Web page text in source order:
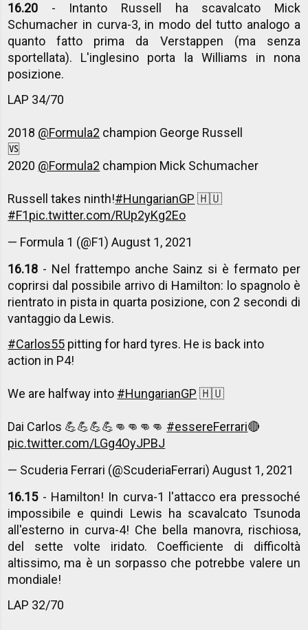
16.20 - Intanto Russell ha scavalcato Mick
Schumacher in curva-3, in modo del tutto analogo a
quanto fatto prima da Verstappen (ma senza
sportellata). L'inglesino porta la Williams in nona
posizione.
LAP 34/70
2018 @Formula2 champion George Russell
🆚
2020 @Formula2 champion Mick Schumacher
Russell takes ninth!#HungarianGP 🇭🇺
#F1pic.twitter.com/RUp2yKg2Eo
— Formula 1 (@F1)August 1, 2021
16.18 - Nel frattempo anche Sainz si è fermato per
coprirsi dal possibile arrivo di Hamilton: lo spagnolo è
rientrato in pista in quarta posizione, con 2 secondi di
vantaggio da Lewis.
#Carlos55 pitting for hard tyres. He is back into
action in P4!
We are halfway into #HungarianGP 🇭🇺
Dai Carlos 💪💪💪💪👊👊👊👊 #essereFerrari🔴
pic.twitter.com/LGg4OyJPBJ
— Scuderia Ferrari (@ScuderiaFerrari)August 1, 2021
16.15- Hamilton! In curva-1 l'attacco era pressoché
impossibile e quindi Lewis ha scavalcato Tsunoda
all'esterno in curva-4! Che bella manovra, rischiosa,
del sette volte iridato. Coefficiente di difficoltà
altissimo, ma è un sorpasso che potrebbe valere un
mondiale!
LAP 32/70